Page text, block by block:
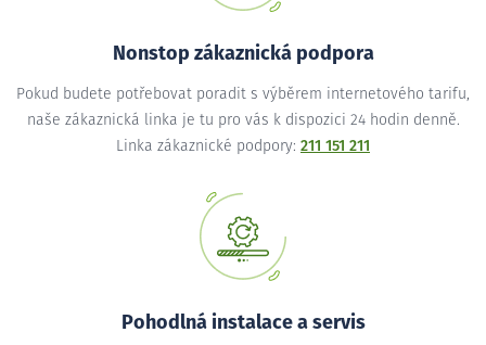
Nonstop zákaznická podpora
Pokud budete potřebovat poradit s výběrem internetového tarifu,
naše zákaznická linka je tu pro vás k dispozici 24 hodin denně.
Linka zákaznické podpory: 211 151 211
Pohodlná instalace a servis